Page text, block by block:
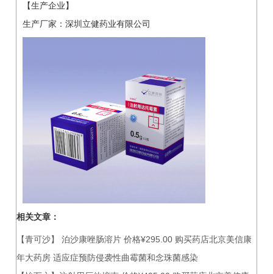
【生产企业】
生产厂家：深圳立健药业有限公司
相关文章：
【青可沙】 泊沙康唑肠溶片 价格¥295.00 购买药店北京美信康
年大药房 适应症预防侵袭性曲霉菌和念珠菌感染